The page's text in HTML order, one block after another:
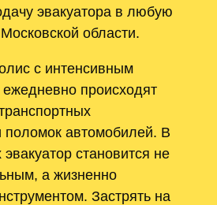
эвакуатора в любую
области.
с интенсивным
происходят
поломок автомобилей. В
эвакуатор становится не
а жизненно
Застрять на